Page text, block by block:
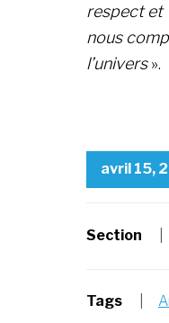
respect et
nous
l’univers».
avril 15,
Section
Tags